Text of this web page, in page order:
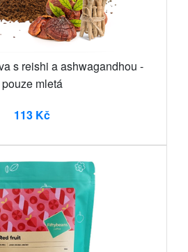
s reishi a ashwagandhou -
pouze mletá
113 Kč